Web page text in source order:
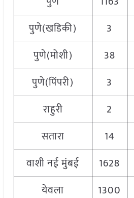
पुणे(खडिकी)
3
पुणे(मोशी)
38
पुणे(पिंपरी)
3
राहुरी
2
सतारा
14
वाशी नई मुंबई
1628
येवला
1300